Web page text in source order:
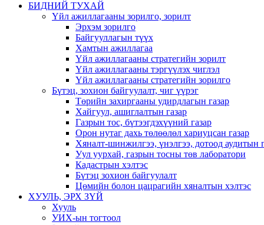
БИДНИЙ ТУХАЙ
Үйл ажиллагааны зорилго, зорилт
Эрхэм зорилго
Байгууллагын түүх
Хамтын ажиллагаа
Үйл ажиллагааны стратегийн зорилт
Үйл ажиллагааны тэргүүлэх чиглэл
Үйл ажиллагааны стратегийн зорилго
Бүтэц, зохион байгуулалт, чиг үүрэг
Төрийн захиргааны удирдлагын газар
Хайгуул, ашиглалтын газар
Газрын тос, бүтээгдэхүүний газар
Орон нутаг дахь төлөөлөл хариуцсан газар
Хяналт-шинжилгээ, үнэлгээ, дотоод аудитын
Уул уурхай, газрын тосны төв лаборатори
Кадастрын хэлтэс
Бүтэц зохион байгуулалт
Цөмийн болон цацрагийн хяналтын хэлтэс
ХУУЛЬ, ЭРХ ЗҮЙ
Хууль
УИХ-ын тогтоол